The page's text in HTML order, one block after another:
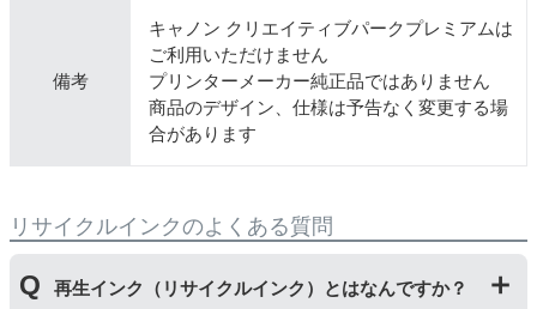
備考
キャノン クリエイティブパークプレミアムは
ご利用いただけません
プリンターメーカー純正品ではありません
商品のデザイン、仕様は予告なく変更する場
合があります
リサイクルインクのよくある質問
再生インク（リサイクルインク）とはなんですか？